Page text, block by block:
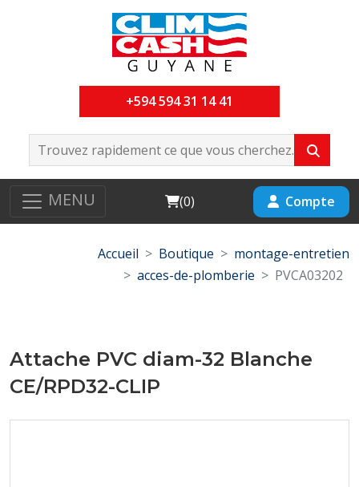
+594 594 31 14 41
MENU Cart
(0) Compte
Accueil Boutique
montage-entretien
acces-de-plomberie
PVCA03202
Attache PVC diam-32 Blanche
CE/RPD32-CLIP